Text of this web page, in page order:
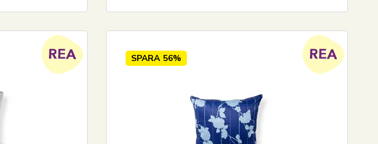
SPARA 56%